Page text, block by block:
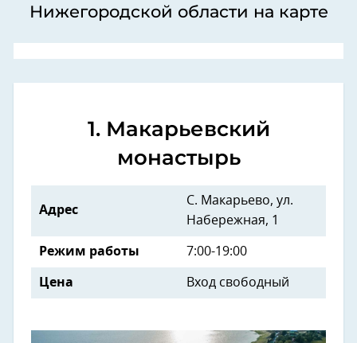
Нижегородской области на карте
1. Макарьевский
монастырь
Адрес
С. Макарьево, ул.
Набережная, 1
Режим работы 7:00-19:00
Цена Вход свободный